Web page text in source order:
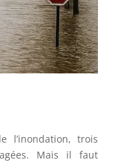
l’inondation, trois
Mais il faut